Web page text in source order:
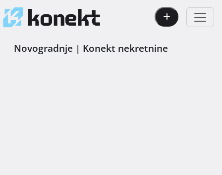
Novogradnje | Konekt nekretnine